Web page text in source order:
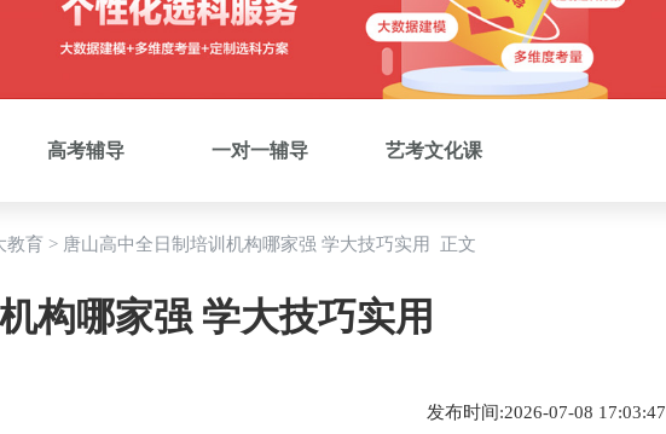
高考辅导 一对一辅导 艺考文化课
教育 > 唐山高中全日制培训机构哪家强 学大技巧实用 正文
构哪家强 学大技巧实用
发布时间:2026-07-08 17:03:47